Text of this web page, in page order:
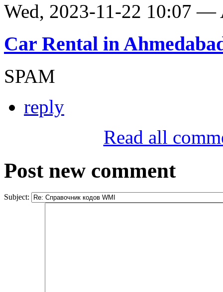
Wed, 2023-11-22 10:07 —
Car Rental in
SPAM
reply
Read all
Post new comment
Subject: